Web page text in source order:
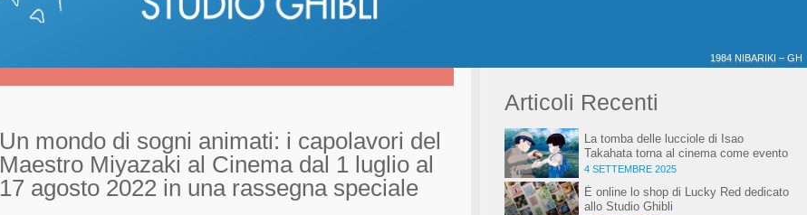
1984 NIBARIKI – GH
Un mondo di sogni animati: i capolavori del
Maestro Miyazaki al Cinema dal 1 luglio al
17 agosto 2022 in una rassegna speciale
Articoli Recenti
La tomba delle lucciole di Isao
Takahata torna al cinema come evento
speciale
4 SETTEMBRE 2025
È online lo shop di Lucky Red dedicato
allo Studio Ghibli